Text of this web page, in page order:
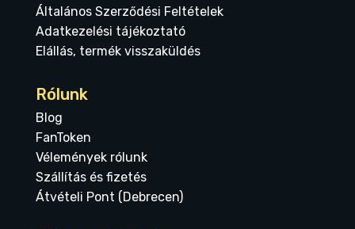
Általános Szerződési Feltételek
Adatkezelési tájékoztató
Elállás, termék visszaküldés
Rólunk
Blog
FanToken
Vélemények rólunk
Szállítás és fizetés
Átvételi Pont (Debrecen)